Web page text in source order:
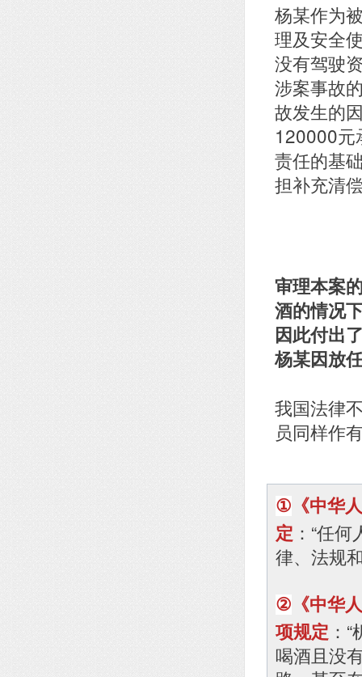
杨某作为
理及安全
没有驾驶
涉案事故
故发生的
120000元
责任的基
担补充清
审理本案
酒的情况
因此付出
杨某因放
我国法律
员同样作
① 《中华
定 ：“任
律、法规
② 《中华
项规定 ：
喝酒且没